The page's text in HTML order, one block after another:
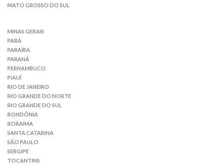
MATO GROSSO DO SUL
MINAS GERAIS
PARÁ
PARAÍBA
PARANÁ
PERNAMBUCO
PIAUÍ
RIO DE JANEIRO
RIO GRANDE DO NORTE
RIO GRANDE DO SUL
RONDÔNIA
RORAIMA
SANTA CATARINA
SÃO PAULO
SERGIPE
TOCANTINS